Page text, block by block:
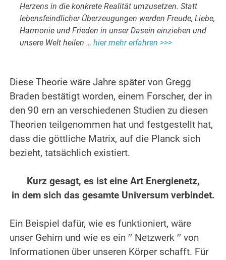
Herzens in die konkrete Realität umzusetzen. Statt
lebensfeindlicher Überzeugungen werden Freude, Liebe,
Harmonie und Frieden in unser Dasein einziehen und
unsere Welt heilen …hier mehr erfahren >>>
Diese Theorie wäre Jahre später von Gregg
Braden bestätigt worden, einem Forscher, der in
den 90 ern an verschiedenen Studien zu diesen
Theorien teilgenommen hat und festgestellt hat,
dass die göttliche Matrix, auf die Planck sich
bezieht, tatsächlich existiert.
Kurz gesagt, es ist eine Art Energienetz,
in dem sich das gesamte Universum verbindet.
Ein Beispiel dafür, wie es funktioniert, wäre
unser Gehirn und wie es ein ′′ Netzwerk ′′ von
Informationen über unseren Körper schafft. Für